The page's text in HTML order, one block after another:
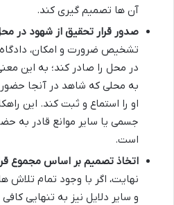
آن ها تصمیم گیری کند.
صدور قرار تحقیق از شهود در
تشخیص ضرورت و امکان، دادگاه
در محل را صادر کند؛ به این
به محلی که شاهد در آنجا
او را استماع و ثبت کند. این
جسمی یا سایر موانع قادر به
است.
اتخاذ تصمیم بر اساس مجموع
نهایت، اگر با وجود تمام تلاش
و سایر دلایل نیز به تنهایی